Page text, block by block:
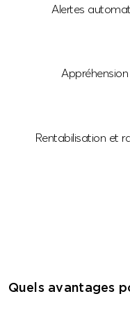
Alertes
Rentabilisation et
Quels avantages